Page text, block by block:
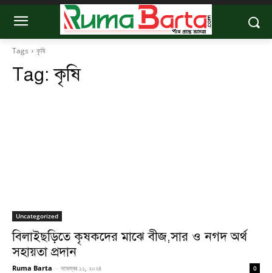
Tags কৃষি
Tag:কৃষি
Uncategorized
বিলাইছড়িতে কৃষকদের মাঝে বীজ,সার ও নগদ অর্থ
সহায়তা প্রদান
Ruma Barta - নভেম্বর ১১, ২০২৪ 0